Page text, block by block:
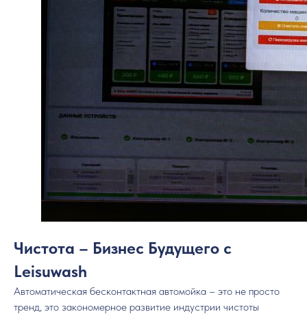
Чистота – Бизнес Будущего с
Leisuwash
Автоматическая бесконтактная автомойка – это не просто
тренд, это закономерное развитие индустрии чистоты